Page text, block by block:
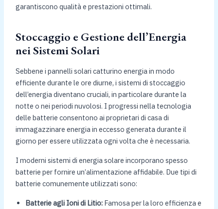
garantiscono qualità e prestazioni ottimali.
Stoccaggio e Gestione dell’Energia
nei Sistemi Solari
Sebbene i pannelli solari catturino energia in modo
efficiente durante le ore diurne, i sistemi di stoccaggio
dell’energia diventano cruciali, in particolare durante la
notte o nei periodi nuvolosi. I progressi nella tecnologia
delle batterie consentono ai proprietari di casa di
immagazzinare energia in eccesso generata durante il
giorno per essere utilizzata ogni volta che è necessaria.
I moderni sistemi di energia solare incorporano spesso
batterie per fornire un’alimentazione affidabile. Due tipi di
batterie comunemente utilizzati sono:
Batterie agli Ioni di Litio:Famosa per la loro efficienza e